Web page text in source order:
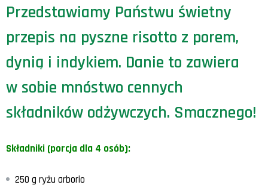
Przedstawiamy Państwu świetny
przepis na pyszne risotto z porem,
dynią i indykiem. Danie to zawiera
w sobie mnóstwo cennych
składników odżywczych. Smacznego!
Składniki (porcja dla 4 osób):
250 g ryżu arborio